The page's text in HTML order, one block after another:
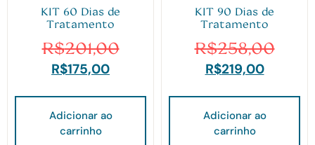
KIT 60 Dias de
Tratamento
R$201,00
R$175,00
Adicionar ao
carrinho
KIT 90 Dias de
Tratamento
R$258,00
R$219,00
Adicionar ao
carrinho